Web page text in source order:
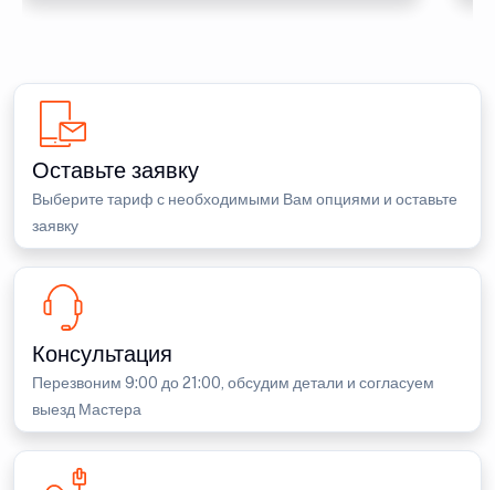
Оставьте заявку
Выберите тариф с необходимыми Вам опциями и оставьте
заявку
Консультация
Перезвоним 9:00 до 21:00, обсудим детали и согласуем
выезд Мастера